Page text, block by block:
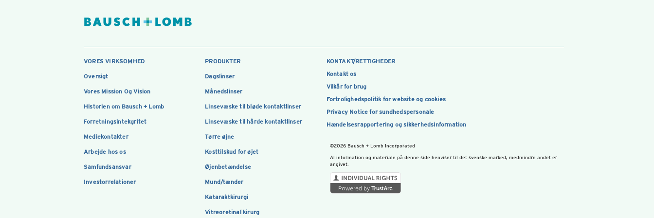
VORES VIRKSOMHED
Oversigt
Vores Mission Og Vision
Historien om Bausch + Lomb
Forretningsintekgritet
Mediekontakter
Arbejde hos os
Samfundsansvar
Investorrelationer
PRODUKTER
Dagslinser
Månedslinser
Linsevæske til bløde kontaktlinser
Linsevæske til hårde kontaktlinser
Tørre øjne
Kosttilskud for øjet
Øjenbetændelse
Mund/tænder
Kataraktkirurgi
Vitreoretinal kirurg
KONTAKT/RETTIGHEDER
Kontakt os
Vilkår for brug
Fortrolighedspolitik for website og cookies
Privacy Notice for sundhedspersonale
Hændelsesrapportering og sikkerhedsinformation
©2026 Bausch + Lomb Incorporated
Al information og materiale på denne side henviser til det svenske marked, medmindre andet er
angivet.